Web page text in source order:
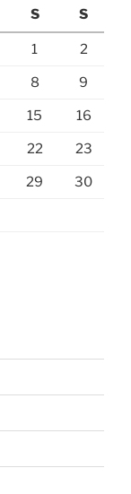
S S
1 2
8 9
15 16
22 23
29 30